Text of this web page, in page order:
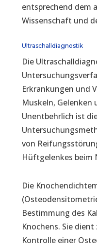
entsprechend dem
Wissenschaft und
Ultraschalldiagnostik
Die
Erkrankungen und
Muskeln, Gelenken
Unentbehrlich ist
von
Hüftgelenkes beim
Die
Bestimmung des
Knochens. Sie
Kontrolle einer